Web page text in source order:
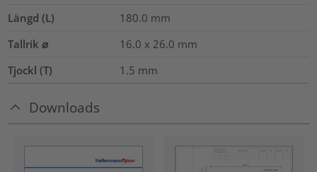
Längd (L)
180.0 mm
Tallrik ⌀
16.0 x 26.0 mm
Tjockl (T)
1.5 mm
Downloads